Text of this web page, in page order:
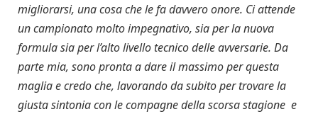
migliorarsi, una cosa che le fa davvero onore. Ci attende
un campionato molto impegnativo, sia per la nuova
formula sia per l’alto livello tecnico delle avversarie. Da
parte mia, sono pronta a dare il massimo per questa
maglia e credo che, lavorando da subito per trovare la
giusta sintonia con le compagne della scorsa stagione e